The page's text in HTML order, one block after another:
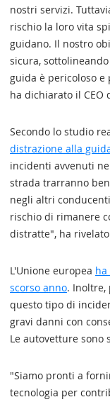
nostri servizi.
rischio la loro vita
guidano. Il nostro
sicura,
guida è pericoloso e
ha dichiarato il CEO
Secondo lo studio
distrazione alla
incidenti avvenuti
strada trarranno
negli altri
rischio di rimanere
distratte", ha
L'Unione europea
scorso anno. Inoltre,
questo tipo di
gravi danni con
Le autovetture sono
"Siamo pronti a
tecnologia per